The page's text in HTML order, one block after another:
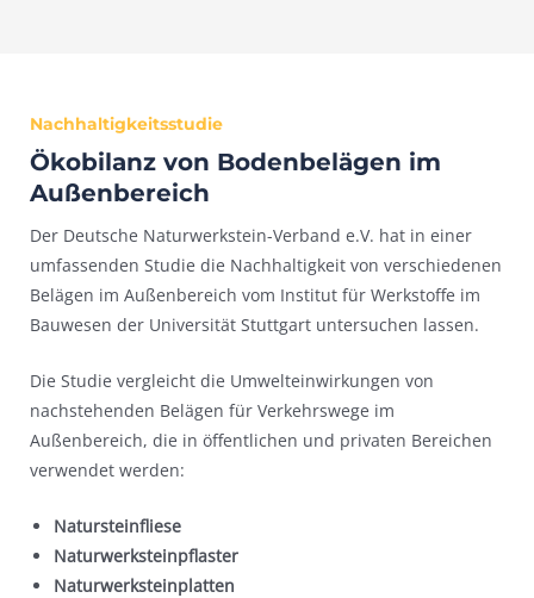
Nachhaltigkeitsstudie
Ökobilanz von Bodenbelägen im
Außenbereich
Der Deutsche Naturwerkstein-Verband e.V. hat in einer
umfassenden Studie die Nachhaltigkeit von verschiedenen
Belägen im Außenbereich vom Institut für Werkstoffe im
Bauwesen der Universität Stuttgart untersuchen lassen.
Die Studie vergleicht die Umwelteinwirkungen von
nachstehenden Belägen für Verkehrswege im
Außenbereich, die in öffentlichen und privaten Bereichen
verwendet werden:
Natursteinfliese
Naturwerksteinpflaster
Naturwerksteinplatten